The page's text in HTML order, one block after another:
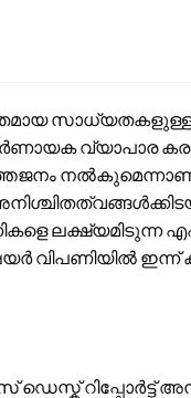
സാധ്യതകളുള്ള
വ്യാപാര
ഇന്ന്
റിപ്പോർട്ട്